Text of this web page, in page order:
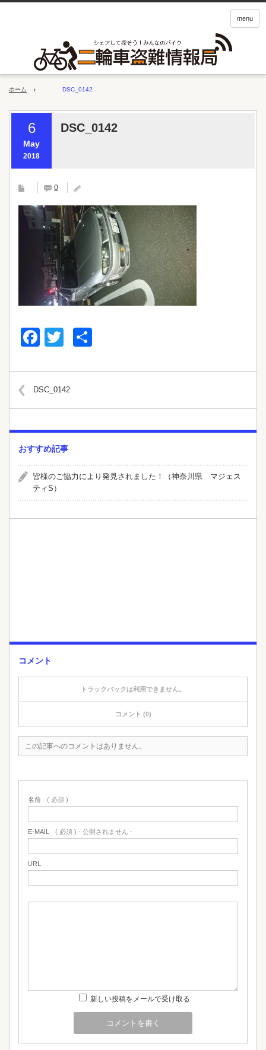
menu
ホーム DSC_0142
6
May
2018
DSC_0142
0
Facebook
Twitter
DSC_0142
おすすめ記事
皆様のご協力により発見されました！（神奈川県 マジェス
ティS）
コメント
トラックバックは利用できません。
コメント (0)
この記事へのコメントはありません。
名前 ( 必須 )
E-MAIL ( 必須 ) - 公開されません -
URL
新しい投稿をメールで受け取る